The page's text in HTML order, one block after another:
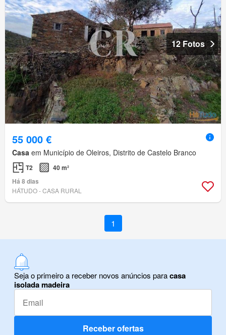
12 Fotos
55 000 €
Casa em Município de Oleiros, Distrito de Castelo Branco
T2
40 m²
Há 8 dias
HÁTUDO - CASA RURAL
1
Seja o primeiro a receber novos anúncios paracasa
isolada madeira
Receber ofertas